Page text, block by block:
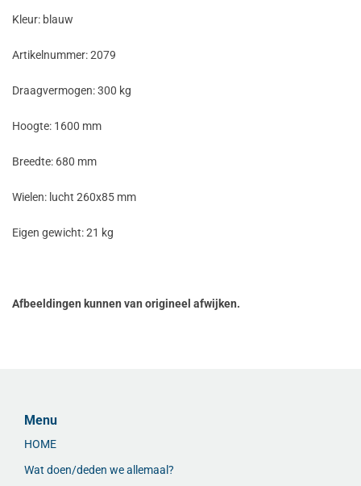
Kleur: blauw
Artikelnummer: 2079
Draagvermogen: 300 kg
Hoogte: 1600 mm
Breedte: 680 mm
Wielen: lucht 260x85 mm
Eigen gewicht: 21 kg
Afbeeldingen kunnen van origineel afwijken.
Menu
HOME
Wat doen/deden we allemaal?